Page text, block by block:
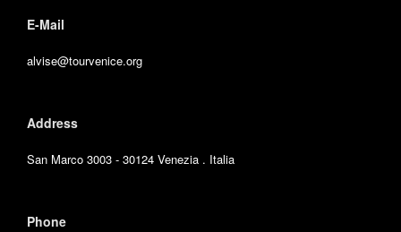
E-Mail
alvise@tourvenice.org
Address
San Marco 3003 - 30124 Venezia . Italia
Phone